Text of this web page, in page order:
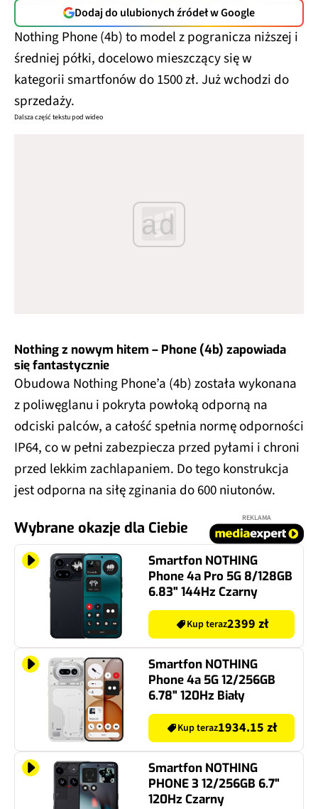
Dodaj do ulubionych źródeł w Google
Nothing Phone (4b) to model z pogranicza niższej i
średniej półki, docelowo mieszczący się w
kategorii smartfonów do 1500 zł. Już wchodzi do
sprzedaży.
Dalsza część tekstu pod wideo
ad
Nothing z nowym hitem – Phone (4b) zapowiada
się fantastycznie
Obudowa Nothing Phone’a (4b) została wykonana
z poliwęglanu i pokryta powłoką odporną na
odciski palców, a całość spełnia normę odporności
IP64, co w pełni zabezpiecza przed pyłami i chroni
przed lekkim zachlapaniem. Do tego konstrukcja
jest odporna na siłę zginania do 600 niutonów.
Wybrane okazje dla Ciebie
REKLAMA
Smartfon NOTHING
Phone 4a Pro 5G 8/128GB
6.83" 144Hz Czarny
Kup teraz2399 zł
Smartfon NOTHING
Phone 4a 5G 12/256GB
6.78" 120Hz Biały
Kup teraz1934.15 zł
Smartfon NOTHING
PHONE 3 12/256GB 6.7"
120Hz Czarny